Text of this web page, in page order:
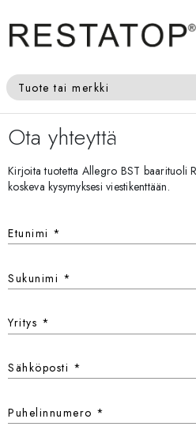
Tuote tai merkki
Ota yhteyttä
Kirjoita tuotetta Allegro BST baarituoli
koskeva kysymyksesi viestikenttään.
Etunimi *
Sukunimi *
Yritys *
Sähköposti *
Puhelinnumero *